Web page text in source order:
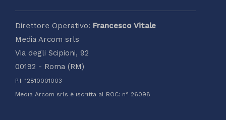
Direttore Operativo: Francesco Vitale
Media Arcom srls
Via degli Scipioni, 92
00192 - Roma (RM)
P.I. 12810001003
Media Arcom srls è iscritta al ROC: n° 26098